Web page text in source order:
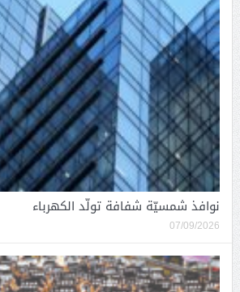
نوافذ شمسيّة شفافة تولّد الكهرباء
07/09/2026